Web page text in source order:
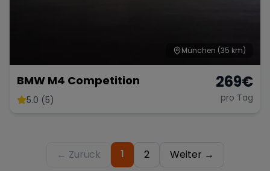
München (35 km)
BMW M4 Competition
5.0 (5)
269€
pro Tag
← Zurück 1 2 Weiter →